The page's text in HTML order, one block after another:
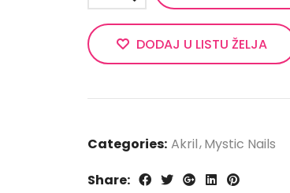
DODAJ U LISTU ŽELJA
Categories: Akril Mystic Nails
Share: